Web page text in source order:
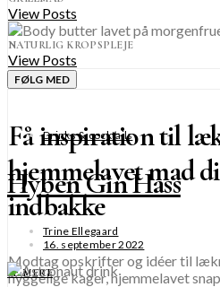
View Posts
NATURLIG KROPSPLEJE
View Posts
FØLG MED
Få inspiration til
hjemmelavet mad
indbakke
Modtag opskrifter og idéer til
hyggelige kager, hjemmelavet
Drinks & cocktails
Hyben Gin Hass
Trine Ellegaard
16. september 2022
SE MERE